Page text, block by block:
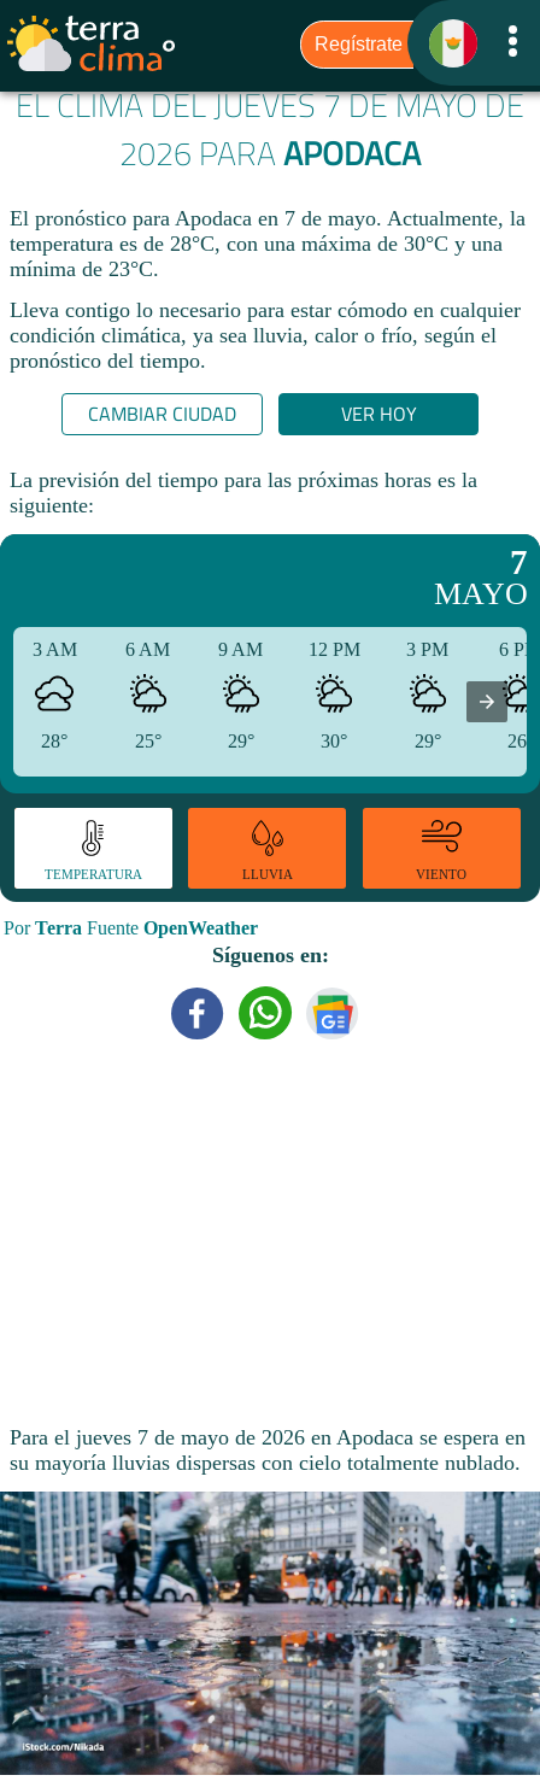
EL CLIMA DEL JUEVES 7 DE MAYO DE
2026 PARAAPODACA
El pronóstico para Apodaca en 7 de mayo. Actualmente, la
temperatura es de 28°C, con una máxima de 30°C y una
mínima de 23°C.
Lleva contigo lo necesario para estar cómodo en cualquier
condición climática, ya sea lluvia, calor o frío, según el
pronóstico del tiempo.
CAMBIAR CIUDAD VER HOY
La previsión del tiempo para las próximas horas es la
siguiente:
7
MAYO
3 AM
28°
6 AM
25°
9 AM
29°
12 PM
30°
3 PM
29°
6
26°
TEMPERATURA LLUVIA VIENTO
PorTerra Fuente OpenWeather
Síguenos en:
Para el jueves 7 de mayo de 2026 en Apodaca se espera en
su mayoría lluvias dispersas con cielo totalmente nublado.